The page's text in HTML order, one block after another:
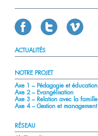
ACTUALITÉS
NOTRE PROJET
Axe 1 – Pédagogie et éducation
Axe 2 – Evangélisation
Axe 3 – Relation avec la famille
Axe 4 – Gestion et management
RÉSEAU